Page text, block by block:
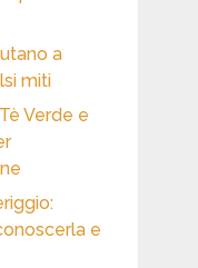
a
miti
Verde e
e